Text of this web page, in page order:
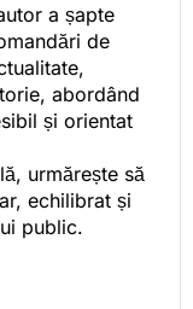
a șapte
de
abordând
și orientat
urmărește să
echilibrat și
public.